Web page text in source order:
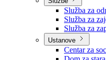
Službe
Služba za
Služba za
Služba za